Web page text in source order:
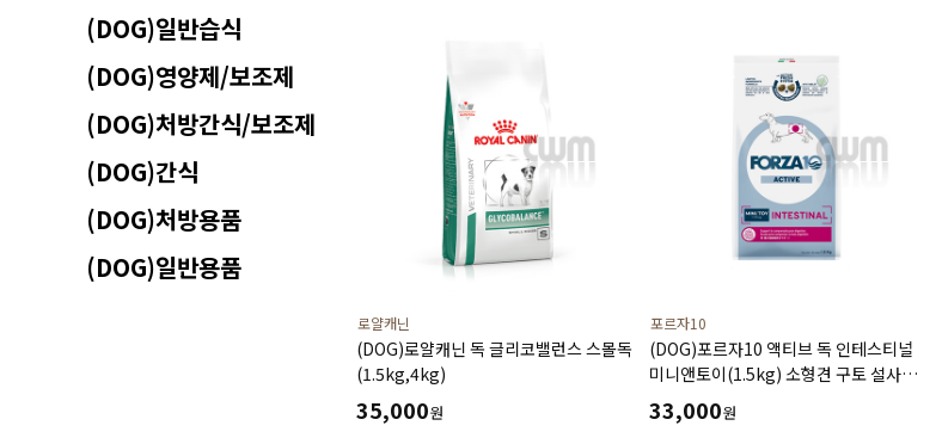
(DOG)일반습식
(DOG)영양제/보조제
(DOG)처방간식/보조제
(DOG)간식
(DOG)처방용품
(DOG)일반용품
로얄캐닌
(DOG)로얄캐닌 독 글리코밸런스 스몰독
(1.5kg,4kg)
35,000원
포르자10
(DOG)포르자10 액티브 독 인테스티널
미니앤토이(1.5kg) 소형견 구토 설사
소화불량 췌장염 외분비췌장기능부전에
도움
33,000원